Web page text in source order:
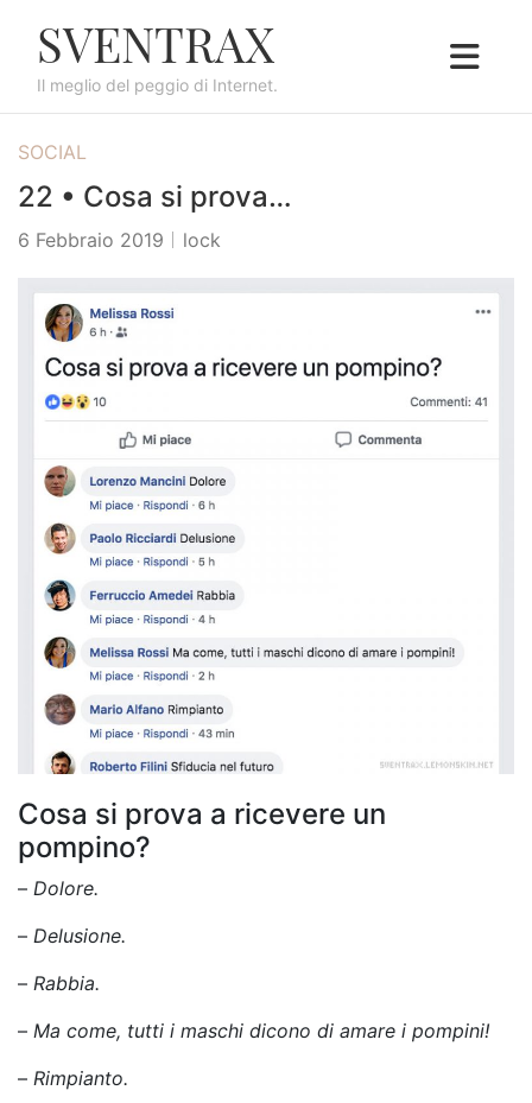
SVENTRAX
Il meglio del peggio di Internet.
SOCIAL
22 • Cosa si prova…
6 Febbraio 2019 lock
Cosa si prova a ricevere un
pompino?
– Dolore.
– Delusione.
– Rabbia.
– Ma come, tutti i maschi dicono di amare i pompini!
– Rimpianto.